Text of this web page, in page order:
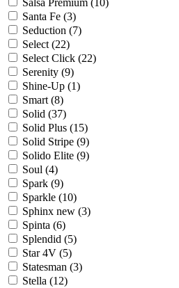
Salsa Premium ( 10)
Santa Fe (3)
Seduction (7)
Select (22)
Select Click (22)
Serenity (9)
Shine-Up (1)
Smart (8)
Solid (37)
Solid Plus (15)
Solid Stripe (9)
Solido Elite (9)
Soul (4)
Spark (9)
Sparkle (10)
Sphinx new (3)
Spinta (6)
Splendid (5)
Star 4V (5)
Statesman (3)
Stella (12)